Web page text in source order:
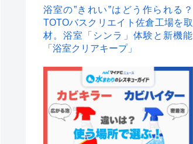
浴室の”きれい”はどう作られる？
TOTOバスクリエイト佐倉工場を取
材。浴室「シンラ」体験と新機能
「浴室クリアキープ」